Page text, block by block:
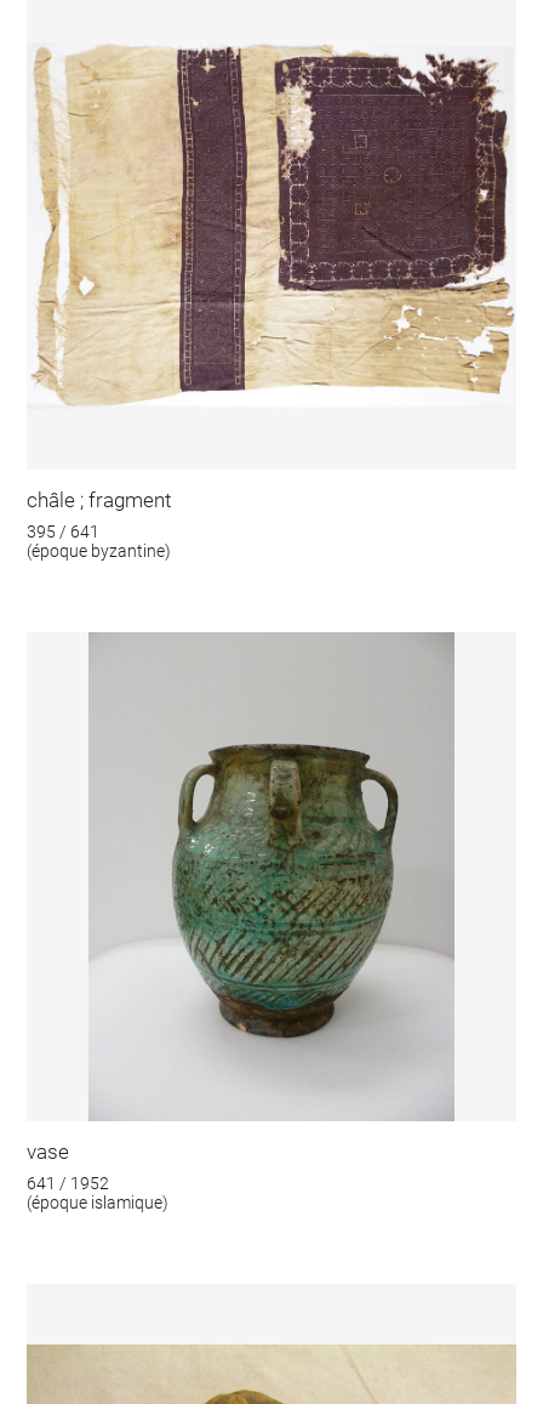
châle ; fragment
395 / 641
(époque byzantine)
vase
641 / 1952
(époque islamique)